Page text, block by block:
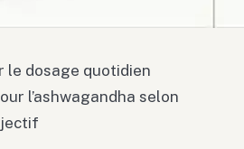
le dosage quotidien
l’ashwagandha selon